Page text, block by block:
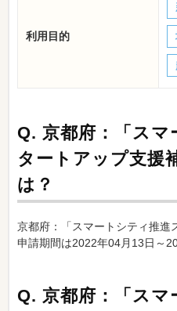
利用目的
Q. 京都府：「スマ
タートアップ支援
は？
京都府：「スマートシティ推進
申請期間は2022年04月13日～
Q. 京都府：「スマ